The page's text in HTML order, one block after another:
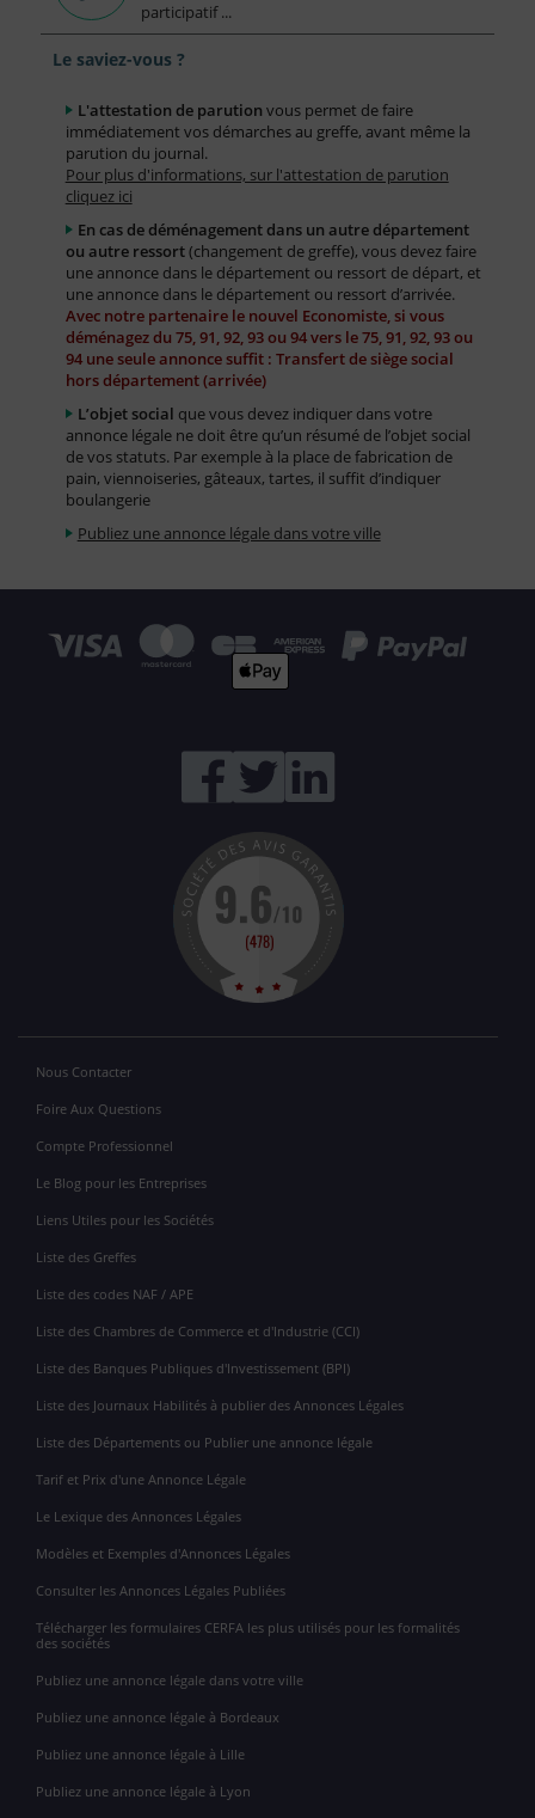
participatif ...
Le saviez-vous ?
L'attestation de parution vous permet de faire
immédiatement vos démarches au greffe, avant même la
parution du journal.
Pour plus d'informations, sur l'attestation de parution
cliquez ici
En cas de déménagement dans un autre département
ou autre ressort(changement de greffe), vous devez faire
une annonce dans le département ou ressort de départ, et
une annonce dans le département ou ressort d’arrivée.
Avec notre partenaire le nouvel Economiste, si vous
déménagez du 75, 91, 92, 93 ou 94 vers le 75, 91, 92, 93 ou
94 une seule annonce suffit : Transfert de siège social
hors département (arrivée)
L’objet social que vous devez indiquer dans votre
annonce légale ne doit être qu’un résumé de l’objet social
de vos statuts. Par exemple à la place de fabrication de
pain, viennoiseries, gâteaux, tartes, il suffit d’indiquer
boulangerie
Publiez une annonce légale dans votre ville
Nous Contacter
Foire Aux Questions
Compte Professionnel
Le Blog pour les Entreprises
Liens Utiles pour les Sociétés
Liste des Greffes
Liste des codes NAF / APE
Liste des Chambres de Commerce et d'Industrie (CCI)
Liste des Banques Publiques d'Investissement (BPI)
Liste des Journaux Habilités à publier des Annonces Légales
Liste des Départements ou Publier une annonce légale
Tarif et Prix d'une Annonce Légale
Le Lexique des Annonces Légales
Modèles et Exemples d'Annonces Légales
Consulter les Annonces Légales Publiées
Télécharger les formulaires CERFA les plus utilisés pour les formalités
des sociétés
Publiez une annonce légale dans votre ville
Publiez une annonce légale à Bordeaux
Publiez une annonce légale à Lille
Publiez une annonce légale à Lyon